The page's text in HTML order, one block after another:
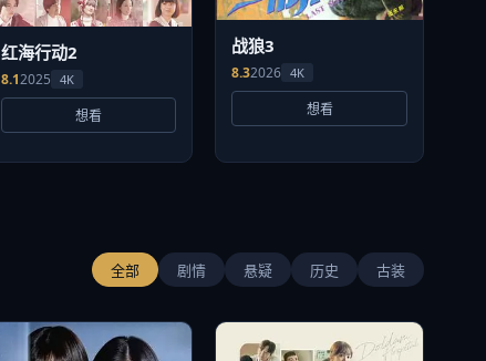
红海行动2
8.12025 4K
想看
战狼3
8.32026 4K
想看
全部 剧情 悬疑 历史 古装